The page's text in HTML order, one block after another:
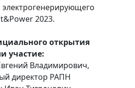
2023.
открытия
участие:
Владимирович,
директор РАПН